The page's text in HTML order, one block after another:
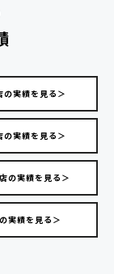
の実績を見る＞
の実績を見る＞
の実績を見る＞
実績を見る＞